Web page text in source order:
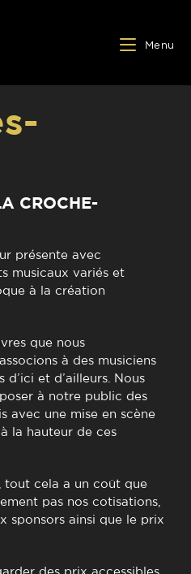
Menu
CROCHE-
présente avec
musicaux variés et
à la création
que nous
à des musiciens
d’ici et d’ailleurs. Nous
à notre public des
avec une mise en scène
la hauteur de ces
tout cela a un coût que
pas nos cotisations,
sponsors ainsi que le prix